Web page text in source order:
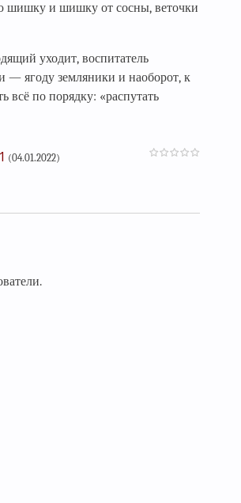
шишку и шишку от сосны, веточки
уходит, воспитатель
— ягоду земляники и наоборот, к
по порядку: «распутать
(04.01.2022)